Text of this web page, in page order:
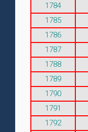
1784
1785
1786
1787
1788
1789
1790
1791
1792